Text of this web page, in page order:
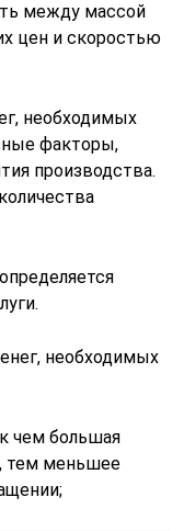
между массой
цен и скоростью
необходимых
факторы,
производства.
необходимых
чем большая
тем меньшее